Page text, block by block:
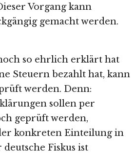
Vorgang kann
gemacht werden.
so ehrlich erklärt hat
Steuern bezahlt hat, kann
werden. Denn:
sollen per
geprüft werden,
konkreten Einteilung in
deutsche Fiskus ist